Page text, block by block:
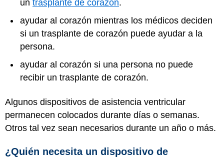
un trasplante de corazón.
ayudar al corazón mientras los médicos deciden
si un trasplante de corazón puede ayudar a la
persona.
ayudar al corazón si una persona no puede
recibir un trasplante de corazón.
Algunos dispositivos de asistencia ventricular
permanecen colocados durante días o semanas.
Otros tal vez sean necesarios durante un año o más.
¿Quién necesita un dispositivo de